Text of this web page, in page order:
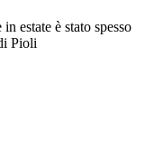
estate è stato spesso
Pioli